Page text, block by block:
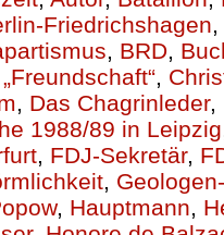
Friedrichshagen,
, BRD,
,
, Das Chagrinleder,
1988/89 in Leipzig
, FDJ-Sekretär,
,
, Hauptmann,